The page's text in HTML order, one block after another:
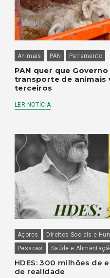
Animais PAN Parlamento
PAN quer que
transporte de animais
terceiros
LER NOTÍCIA
Açores Direitos Sociais e
Pessoas
Saúde e
HDES: 300 milhões de
de realidade